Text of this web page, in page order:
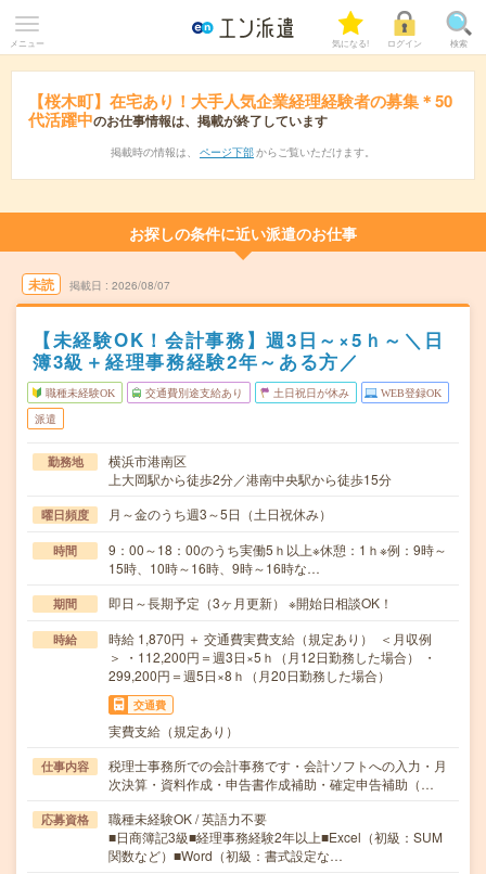
メニュー 気になる! ログイン 検索
【桜木町】在宅あり！大手人気企業経理経験者の募集＊50
代活躍中のお仕事情報は、掲載が終了しています
掲載時の情報は、 ページ下部 からご覧いただけます。
お探しの条件に近い派遣のお仕事
未読 掲載日 2026/08/07
【未経験OK！会計事務】週3日～×5ｈ～＼日
簿3級＋経理事務経験2年～ある方／
職種未経験OK 交通費別途支給あり 土日祝日が休み WEB登録OK
派遣
勤務地
横浜市港南区
上大岡駅から徒歩2分／港南中央駅から徒歩15分
曜日頻度 月～金のうち週3～5日（土日祝休み）
時間
9：00～18：00のうち実働5ｈ以上※休憩：1ｈ※例：9時～
15時、10時～16時、9時～16時な…
期間 即日～長期予定（3ヶ月更新） ※開始日相談OK！
時給
時給 1,870円 ＋ 交通費実費支給（規定あり） ＜月収例
＞ ・112,200円＝週3日×5ｈ（月12日勤務した場合） ・
299,200円＝週5日×8ｈ（月20日勤務した場合）
交通費
実費支給（規定あり）
仕事内容
税理士事務所での会計事務です・会計ソフトへの入力・月
次決算・資料作成・申告書作成補助・確定申告補助（…
応募資格
職種未経験OK / 英語力不要
■日商簿記3級■経理事務経験2年以上■Excel（初級：SUM
関数など）■Word（初級：書式設定な…